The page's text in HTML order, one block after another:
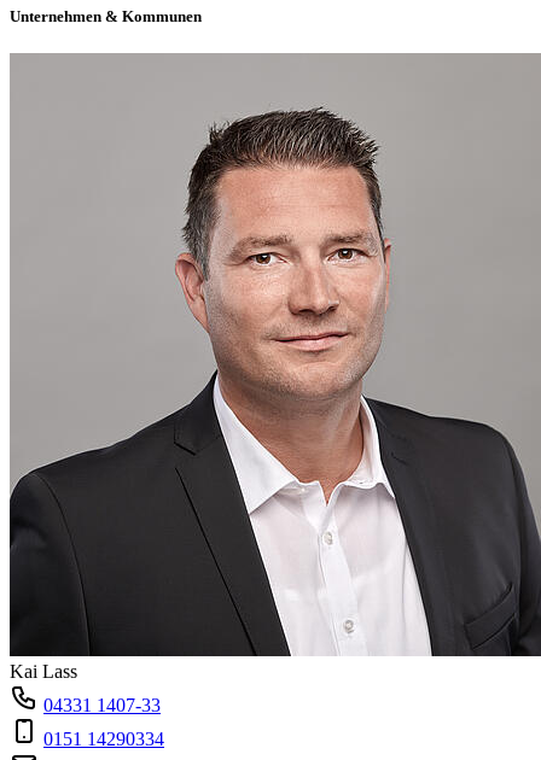
Unternehmen & Kommunen
Kai Lass
04331 1407-33
0151 14290334